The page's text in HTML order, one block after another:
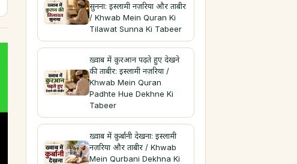
सुनना: इस्लामी नज़रिया और ताबीर
/ Khwab Mein Quran Ki
Tilawat Sunna Ki Tabeer
ख़्वाब में क़ुरआन पढ़ते हुए देखने
की ताबीर: इस्लामी नज़रिया /
Khwab Mein Quran
Padhte Hue Dekhne Ki
Tabeer
ख़्वाब में क़ुर्बानी देखना: इस्लामी
नज़रिया और ताबीर / Khwab
Mein Qurbani Dekhna Ki